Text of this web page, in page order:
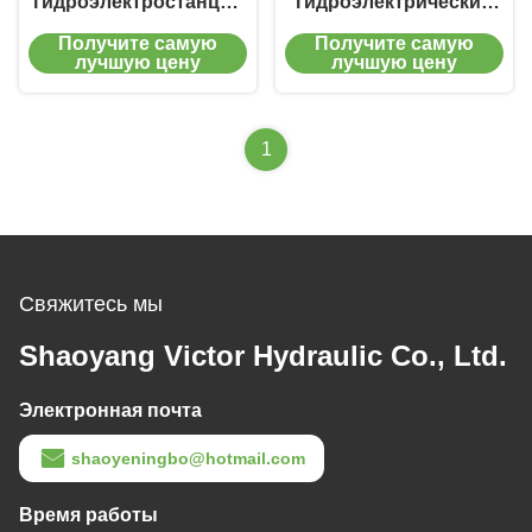
Гидравлический
цилиндр для систем
Получите самую
лучшую цену
гидравлический
цилиндр с рабочим
Получите самую
лучшую цену
1
Свяжитесь мы
Shaoyang Victor Hydraulic Co., Ltd.
Электронная почта
shaoyeningbo@hotmail.com
Время работы